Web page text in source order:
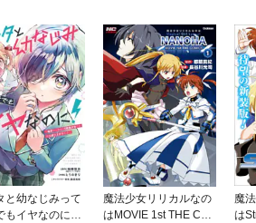
と幼なじみって
もイヤなのに！
魔法少女リリカルなの
はMOVIE 1st THE CO
魔
は